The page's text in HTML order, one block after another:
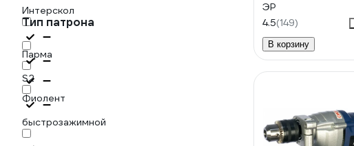
Интерскол
Парма
Фиолент
Тип патрона
S2
быстрозажимной
ЭР
4.5(149)
В корзину